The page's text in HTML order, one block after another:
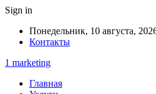
Sign in
Понедельник, 10 августа,
Контакты
1 marketing
Главная